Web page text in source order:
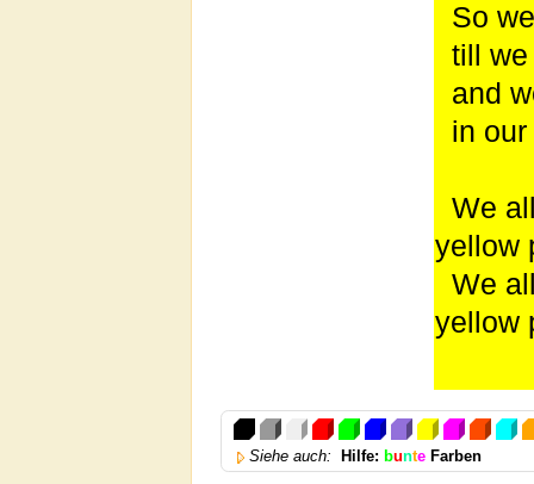
So
till
and
in
We
yellow
We
yellow
Siehe auch: Hilfe: bunte Farben